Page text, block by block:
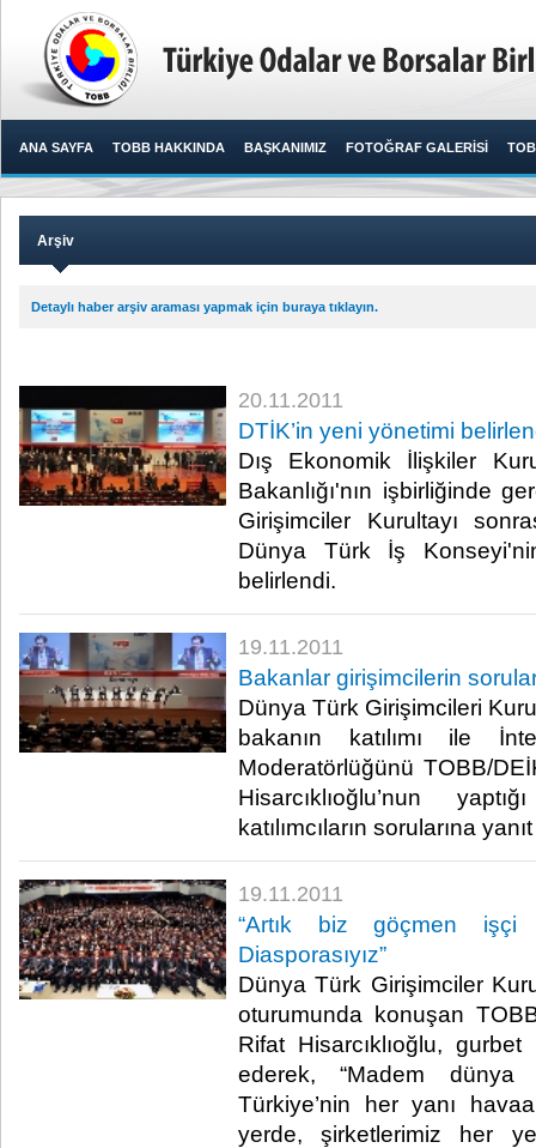
ANA SAYFA TOBB HAKKINDA BAŞKANIMIZ FOTOĞRAF GALERİSİ
Arşiv
Detaylı haber arşiv araması yapmak için buraya tıklayın.
20.11.2011
DTİK’in yeni yönetimi
Dış Ekonomik İlişkiler
Bakanlığı'nın işbirliğinde
Girişimciler Kurultayı
Dünya Türk İş
belirlendi.​ ​
19.11.2011
Bakanlar girişimcilerin
Dünya Türk Girişimcileri
bakanın katılımı ile
Moderatörlüğünü TOBB/
Hisarcıklıoğlu’nun
katılımcıların sorularına
19.11.2011
“Artık biz göçmen işçi
Diasporasıyız”
Dünya Türk Girişimciler
oturumunda konuşan
Rifat Hisarcıklıoğlu,
ederek, “Madem dünya
Türkiye’nin her yanı
yerde, şirketlerimiz her